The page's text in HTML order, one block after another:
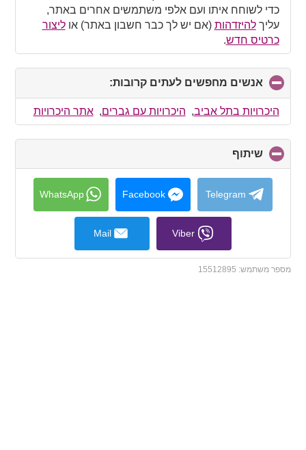
כדי לשוחח איתו ועם אלפי משתמשים אחרים באתר,
עליךלהיזדהות (אם יש לך כבר חשבון באתר) אוליצור
כרטיס חדש.
אנשים מחפשים לעתים קרובות:
to
collapse
contents
היכרויות בתל אביב, היכרויות עם גברים,אתר היכרויות
שיתוף
to
collapse
contents
Telegram
Facebook
WhatsApp
Viber
Mail
מספר משתמש: 15512895